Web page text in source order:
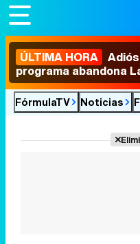
ÚLTIMA HORA
programa abandona
FórmulaTV Noticias